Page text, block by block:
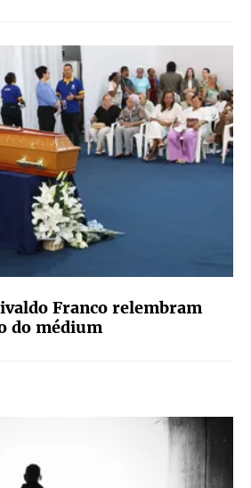
Franco relembram
do médium